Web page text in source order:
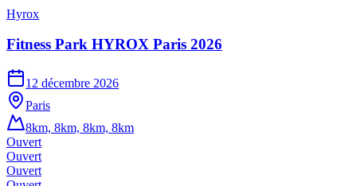
Hyrox
Fitness Park HYROX Paris 2026
12 décembre 2026
Paris
8km, 8km, 8km, 8km
Ouvert
Ouvert
Ouvert